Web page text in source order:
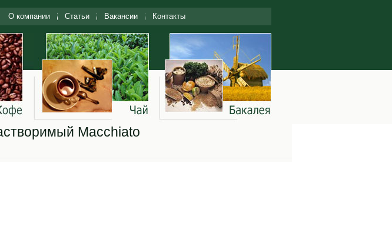
О компании Статьи Вакансии Контакты
Macchiato